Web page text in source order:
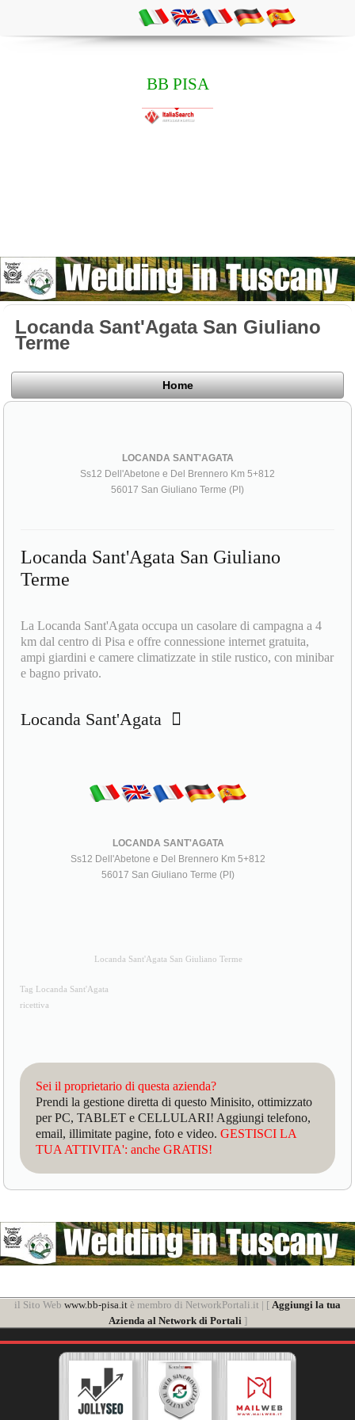
BB PISA
Locanda Sant'Agata San Giuliano
Terme
Home
LOCANDA SANT'AGATA
Ss12 Dell'Abetone e Del Brennero Km 5+812
56017 San Giuliano Terme (PI)
Locanda Sant'Agata San Giuliano
Terme
La Locanda Sant'Agata occupa un casolare di campagna a 4
km dal centro di Pisa e offre connessione internet gratuita,
ampi giardini e camere climatizzate in stile rustico, con minibar
e bagno privato.
Locanda Sant'Agata
LOCANDA SANT'AGATA
Ss12 Dell'Abetone e Del Brennero Km 5+812
56017 San Giuliano Terme (PI)
Locanda Sant'Agata San Giuliano Terme
Tag Locanda Sant'Agata
ricettiva
Sei il proprietario di questa azienda?
Prendi la gestione diretta di questo Minisito, ottimizzato
per PC, TABLET e CELLULARI! Aggiungi telefono,
email, illimitate pagine, foto e video.GESTISCI LA
TUA ATTIVITA': anche GRATIS!
il Sito Web www.bb-pisa.it è membro di NetworkPortali.it | [ Aggiungi la tua
Azienda al Network di Portali]